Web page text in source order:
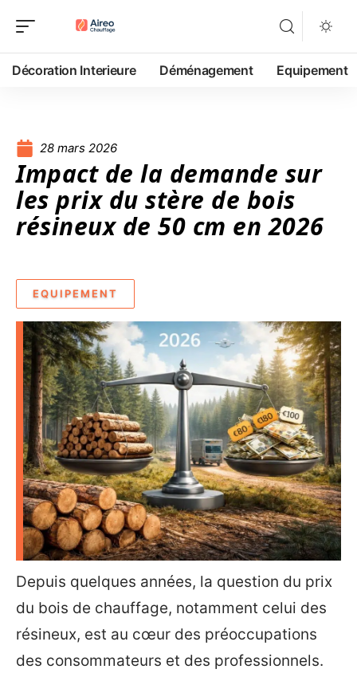
Décoration Interieure Déménagement Equipement
28 mars 2026
Impact de la demande sur
les prix du stère de bois
résineux de 50 cm en 2026
EQUIPEMENT
Depuis quelques années, la question du prix
du bois de chauffage, notamment celui des
résineux, est au cœur des préoccupations
des consommateurs et des professionnels.